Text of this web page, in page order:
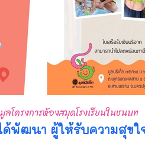
โครงการห้องสมุดโรงเรียนในชนบท
ด้พัฒนา ผู้ให้รับความสุขใ